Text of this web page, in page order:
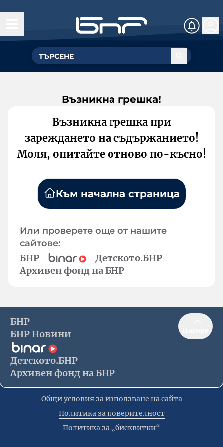
Възникна грешка!
Възникна грешка при
зареждането на съдържанието!
Моля, опитайте отново по-късно!
Към начална страница
Или проверете още от нашите
сайтове:
БНР
Детското.БНР
Архивен фонд на БНР
БНР
БНР Новини
Детското.БНР
Архивен фонд на БНР
Общи условия за използване на сайта
Политика за поверителност
Политика за „бисквитки“